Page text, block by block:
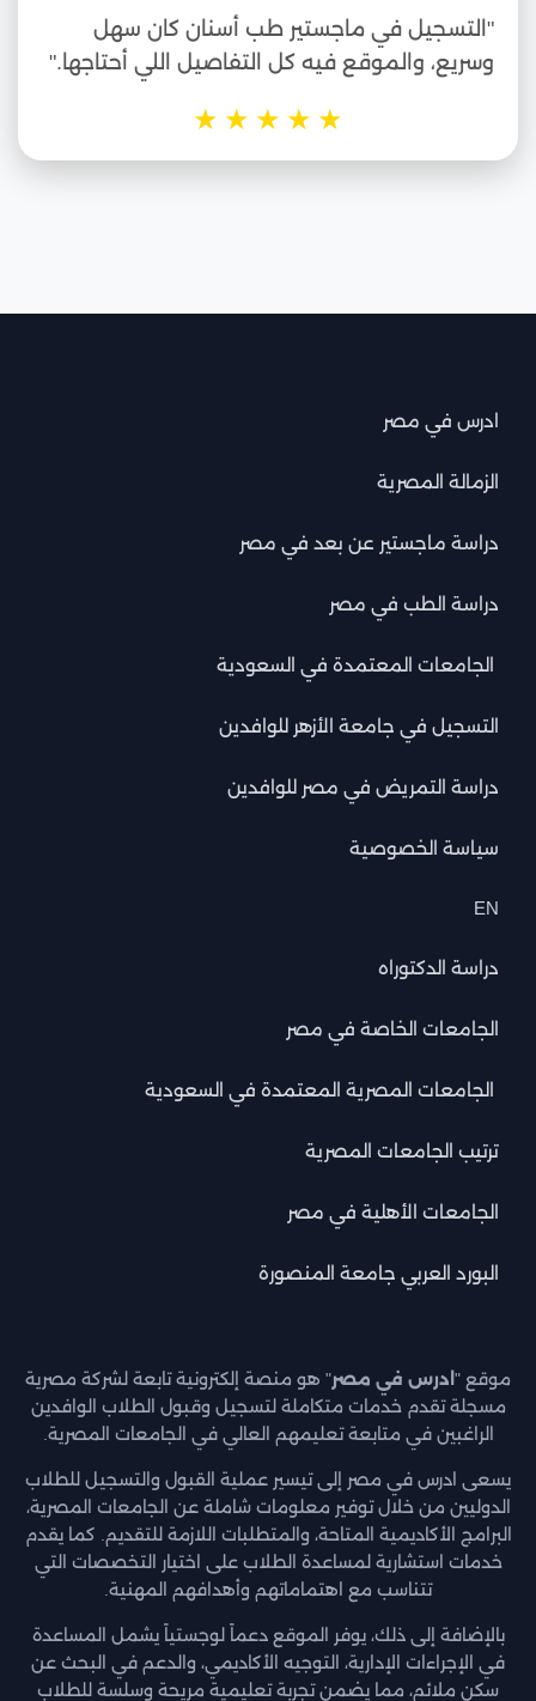
"التسجيل في ماجستير طب أسنان كان سهل
وسريع، والموقع فيه كل التفاصيل اللي أحتاجها."
★
★
★
★
★
ادرس في مصر
الزمالة المصرية
دراسة ماجستير عن بعد في مصر
دراسة الطب في مصر
الجامعات المعتمدة في السعودية
التسجيل في جامعة الأزهر للوافدين
دراسة التمريض في مصر للوافدين
سياسة الخصوصية
EN
دراسة الدكتوراه
الجامعات الخاصة في مصر
الجامعات المصرية المعتمدة في السعودية
ترتيب الجامعات المصرية
الجامعات الأهلية في مصر
البورد العربي جامعة المنصورة
موقع " ادرس في مصر" هو منصة إلكترونية تابعة لشركة مصرية
مسجلة تقدم خدمات متكاملة لتسجيل وقبول الطلاب الوافدين
الراغبين في متابعة تعليمهم العالي في الجامعات المصرية.
يسعى ادرس في مصر إلى تيسير عملية القبول والتسجيل للطلاب
الدوليين من خلال توفير معلومات شاملة عن الجامعات المصرية،
البرامج الأكاديمية المتاحة، والمتطلبات اللازمة للتقديم. كما يقدم
خدمات استشارية لمساعدة الطلاب على اختيار التخصصات التي
تتناسب مع اهتماماتهم وأهدافهم المهنية.
بالإضافة إلى ذلك، يوفر الموقع دعماً لوجستياً يشمل المساعدة
في الإجراءات الإدارية، التوجيه الأكاديمي، والدعم في البحث عن
سكن ملائم، مما يضمن تجربة تعليمية مريحة وسلسة للطلاب